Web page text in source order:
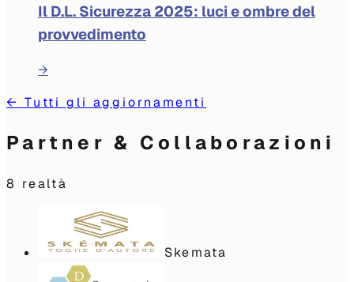
Il D.L. Sicurezza 2025: luci e ombre del
provvedimento
→
← Tutti gli aggiornamenti
Partner & Collaborazioni
8 realtà
Skemata